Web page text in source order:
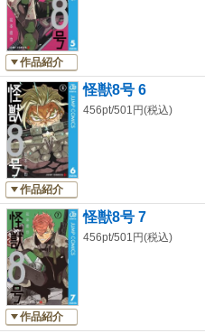
作品紹介
作品紹介
怪獣8号 6
456pt/501円(税込)
作品紹介
怪獣8号 7
456pt/501円(税込)